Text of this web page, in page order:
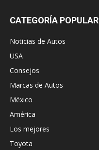
CATEGORÍA POPULAR
Noticias de Autos
USA
Consejos
Marcas de Autos
México
América
Los mejores
Toyota